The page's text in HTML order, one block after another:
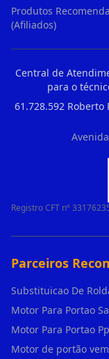
Produtos
(Afiliados)
Central de
para o
61.728.592 Roberto
Registro CFT nº
Parceiros
Substituicao De
Motor Para Portao
Motor Para Portao
Motor de portão